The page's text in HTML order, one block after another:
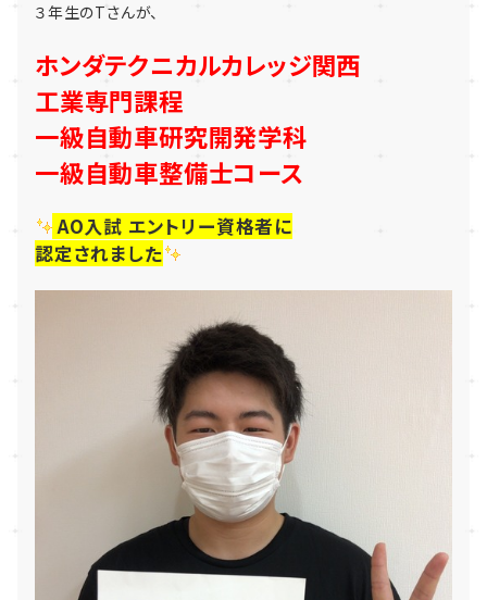
３年生のTさんが、
ホンダテクニカルカレッジ関西
工業専門課程
一級自動車研究開発学科
一級自動車整備士コース
AO入試 エントリー資格者に
認定されました